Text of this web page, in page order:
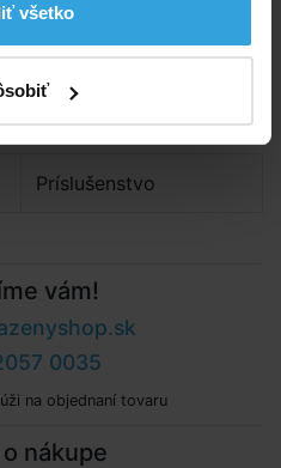
všetko
Príslušenstvo
vám!
0035
na objednaní tovaru
nákupe